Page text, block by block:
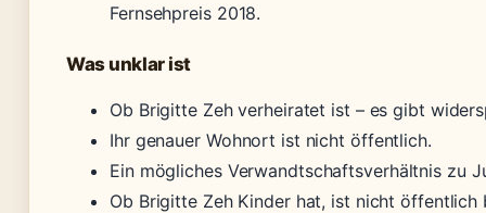
Fernsehpreis 2018.
Was unklar ist
Ob Brigitte Zeh verheiratet ist – es gibt
Ihr genauer Wohnort ist nicht öffentlich.
Ein mögliches Verwandtschaftsverhältnis zu
Ob Brigitte Zeh Kinder hat, ist nicht öffentlich